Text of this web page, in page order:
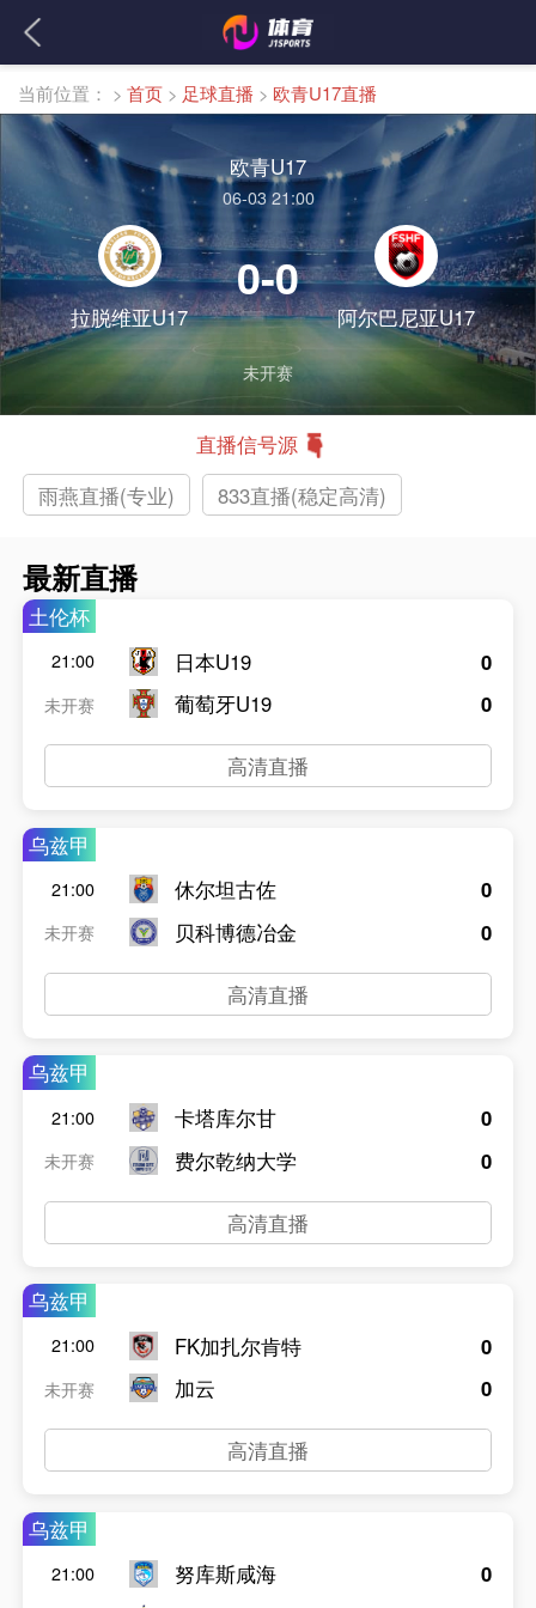
当前位置： > 首页 > 足球直播 > 欧青U17直播
欧青U17
06-03 21:00
拉脱维亚U17
0-0
阿尔巴尼亚U17
未开赛
直播信号源
雨燕直播(专业)
833直播(稳定高清)
最新直播
土伦杯
21:00
未开赛
日本U19
葡萄牙U19
0
0
高清直播
乌兹甲
21:00
未开赛
休尔坦古佐
贝科博德冶金
0
0
高清直播
乌兹甲
21:00
未开赛
卡塔库尔甘
费尔乾纳大学
0
0
高清直播
乌兹甲
21:00
未开赛
FK加扎尔肯特
加云
0
0
高清直播
乌兹甲
21:00
努库斯咸海
0